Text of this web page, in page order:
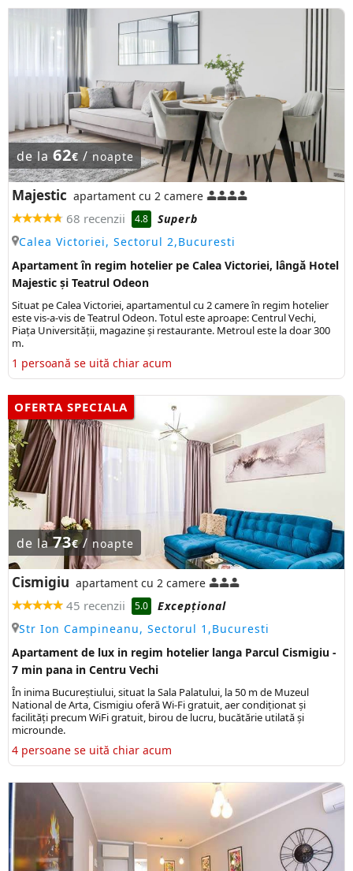
de la 62€ / noapte
Majestic apartament cu 2 camere
68 recenzii 4.8
Superb
Calea Victoriei, Sectorul 2,Bucuresti
Apartament în regim hotelier pe Calea Victoriei, lângă Hotel
Majestic și Teatrul Odeon
Situat pe Calea Victoriei, apartamentul cu 2 camere în regim hotelier
este vis-a-vis de Teatrul Odeon. Totul este aproape: Centrul Vechi,
Piața Universității, magazine și restaurante. Metroul este la doar 300
m.
1 persoană se uită chiar acum
OFERTA SPECIALA
de la73€/ noapte
Cismigiu apartament cu 2 camere
45 recenzii 5.0
Excepţional
Str Ion Campineanu, Sectorul 1,Bucuresti
Apartament de lux in regim hotelier langa Parcul Cismigiu -
7 min pana in Centru Vechi
În inima Bucureștiului, situat la Sala Palatului, la 50 m de Muzeul
National de Arta, Cismigiu oferă Wi-Fi gratuit, aer condiționat și
facilități precum WiFi gratuit, birou de lucru, bucătărie utilată și
microunde.
4 persoane se uită chiar acum